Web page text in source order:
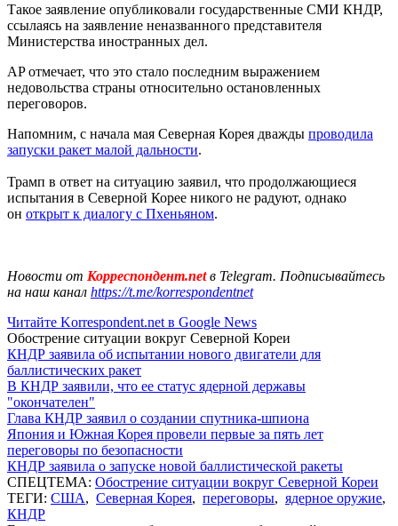
Такое заявление опубликовали государственные СМИ КНДР,
ссылаясь на заявление неназванного представителя
Министерства иностранных дел.
AP отмечает, что это стало последним выражением
недовольства страны относительно остановленных
переговоров.
Напомним, с начала мая Северная Корея дважды проводила
запуски ракет малой дальности.
Трамп в ответ на ситуацию заявил, что продолжающиеся
испытания в Северной Корее никого не радуют, однако
он открыт к диалогу с Пхеньяном.
Новости от Корреспондент.netв Telegram. Подписывайтесь
на наш канал https://t.me/korrespondentnet
Читайте Korrespondent.net в Google News
Обострение ситуации вокруг Северной Кореи
КНДР заявила об испытании нового двигатели для
баллистических ракет
В КНДР заявили, что ее статус ядерной державы
"окончателен"
Глава КНДР заявил о создании спутника-шпиона
Япония и Южная Корея провели первые за пять лет
переговоры по безопасности
КНДР заявила о запуске новой баллистической ракеты
СПЕЦТЕМА: Обострение ситуации вокруг Северной Кореи
ТЕГИ: США, Северная Корея, переговоры, ядерное оружие,
КНДР